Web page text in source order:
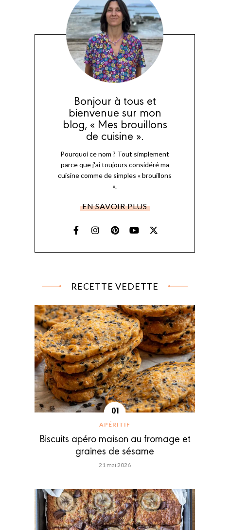
Bonjour à tous et
bienvenue sur mon
blog, « Mes brouillons
de cuisine ».
Pourquoi ce nom ? Tout simplement
parce que j'ai toujours considéré ma
cuisine comme de simples « brouillons
».
EN SAVOIR PLUS
RECETTE VEDETTE
APÉRITIF
Biscuits apéro maison au fromage et
graines de sésame
21 mai 2026